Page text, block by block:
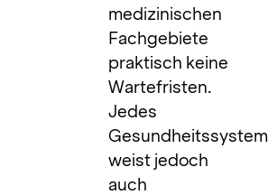
medizinischen
Fachgebiete
praktisch keine
Wartefristen.
Jedes
Gesundheitssystem
weist jedoch
auch